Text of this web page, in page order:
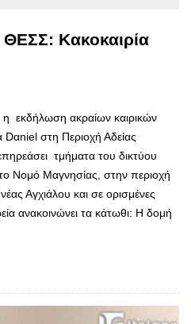
Κακοκαιρία
εκδήλωση ακραίων καιρικών
στη Περιοχή Αδείας
τμήματα του δικτύου
Νομό Μαγνησίας, στην περιοχή
Αγχιάλου και σε ορισμένες
ανακοινώνει τα κάτωθι: Η δομή